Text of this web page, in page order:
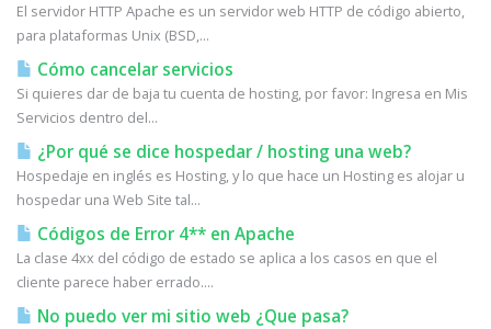
El servidor HTTP Apache es un servidor web HTTP de código abierto,
para plataformas Unix (BSD,...
Cómo cancelar servicios
Si quieres dar de baja tu cuenta de hosting, por favor: Ingresa en Mis
Servicios dentro del...
¿Por qué se dice hospedar / hosting una web?
Hospedaje en inglés es Hosting, y lo que hace un Hosting es alojar u
hospedar una Web Site tal...
Códigos de Error 4** en Apache
La clase 4xx del código de estado se aplica a los casos en que el
cliente parece haber errado....
No puedo ver mi sitio web ¿Que pasa?